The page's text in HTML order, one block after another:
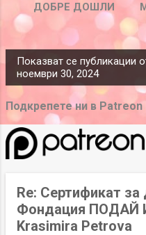
ДОБРЕ ДОШЛИ
у
б
л
и
к
Показват се публикации
ноември 30, 2024
Подкрепете ни в Patreon
Re: Сертификат за
Фондация ПОДАЙ
Krasimira Petrova